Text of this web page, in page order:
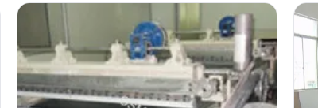
crystallization and delivers exceptional
performance with four-stage conveying
capability. Key Features 1 Incorporates Italian
technology ...